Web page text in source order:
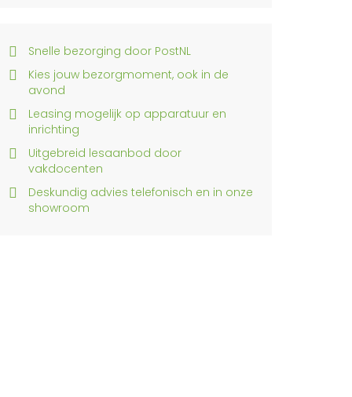
Snelle bezorging door PostNL
Kies jouw bezorgmoment, ook in de
avond
Leasing mogelijk op apparatuur en
inrichting
Uitgebreid lesaanbod door
vakdocenten
Deskundig advies telefonisch en in onze
showroom